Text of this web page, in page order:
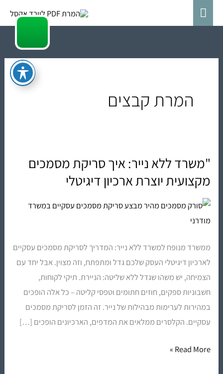
תפריט
המרת קבצים
"משרד ללא נייר: איך סריקת מסמכים
מקצועית יוצרת ארכיון דיגיטלי
ממשרד מנופח למשרד ללא נייר: המדריך לסריקת מסמכים עסקיים
לארכיון דיגיטלי העסק שלכם גדל ומתפתח, וזה מצוין. אבל יחד עם
הצמיחה, יש משהו שגדל ללא שליטה: הניירת. תיקי לקוחות,
חשבוניות ספקים, חוזים חתומים וטפסי קליטה – כל אלה הופכים
במהירות לערימות מבהילות של נייר. זה הזמן לסריקת מסמכים
עסקיים. הקלסרים ממלאים את המדפים, הארכיונים הופכים […]
"משרד
ללא
איך
סריקת
מקצועית
יוצרת
ארכיון
דיגיטלי
Read More »